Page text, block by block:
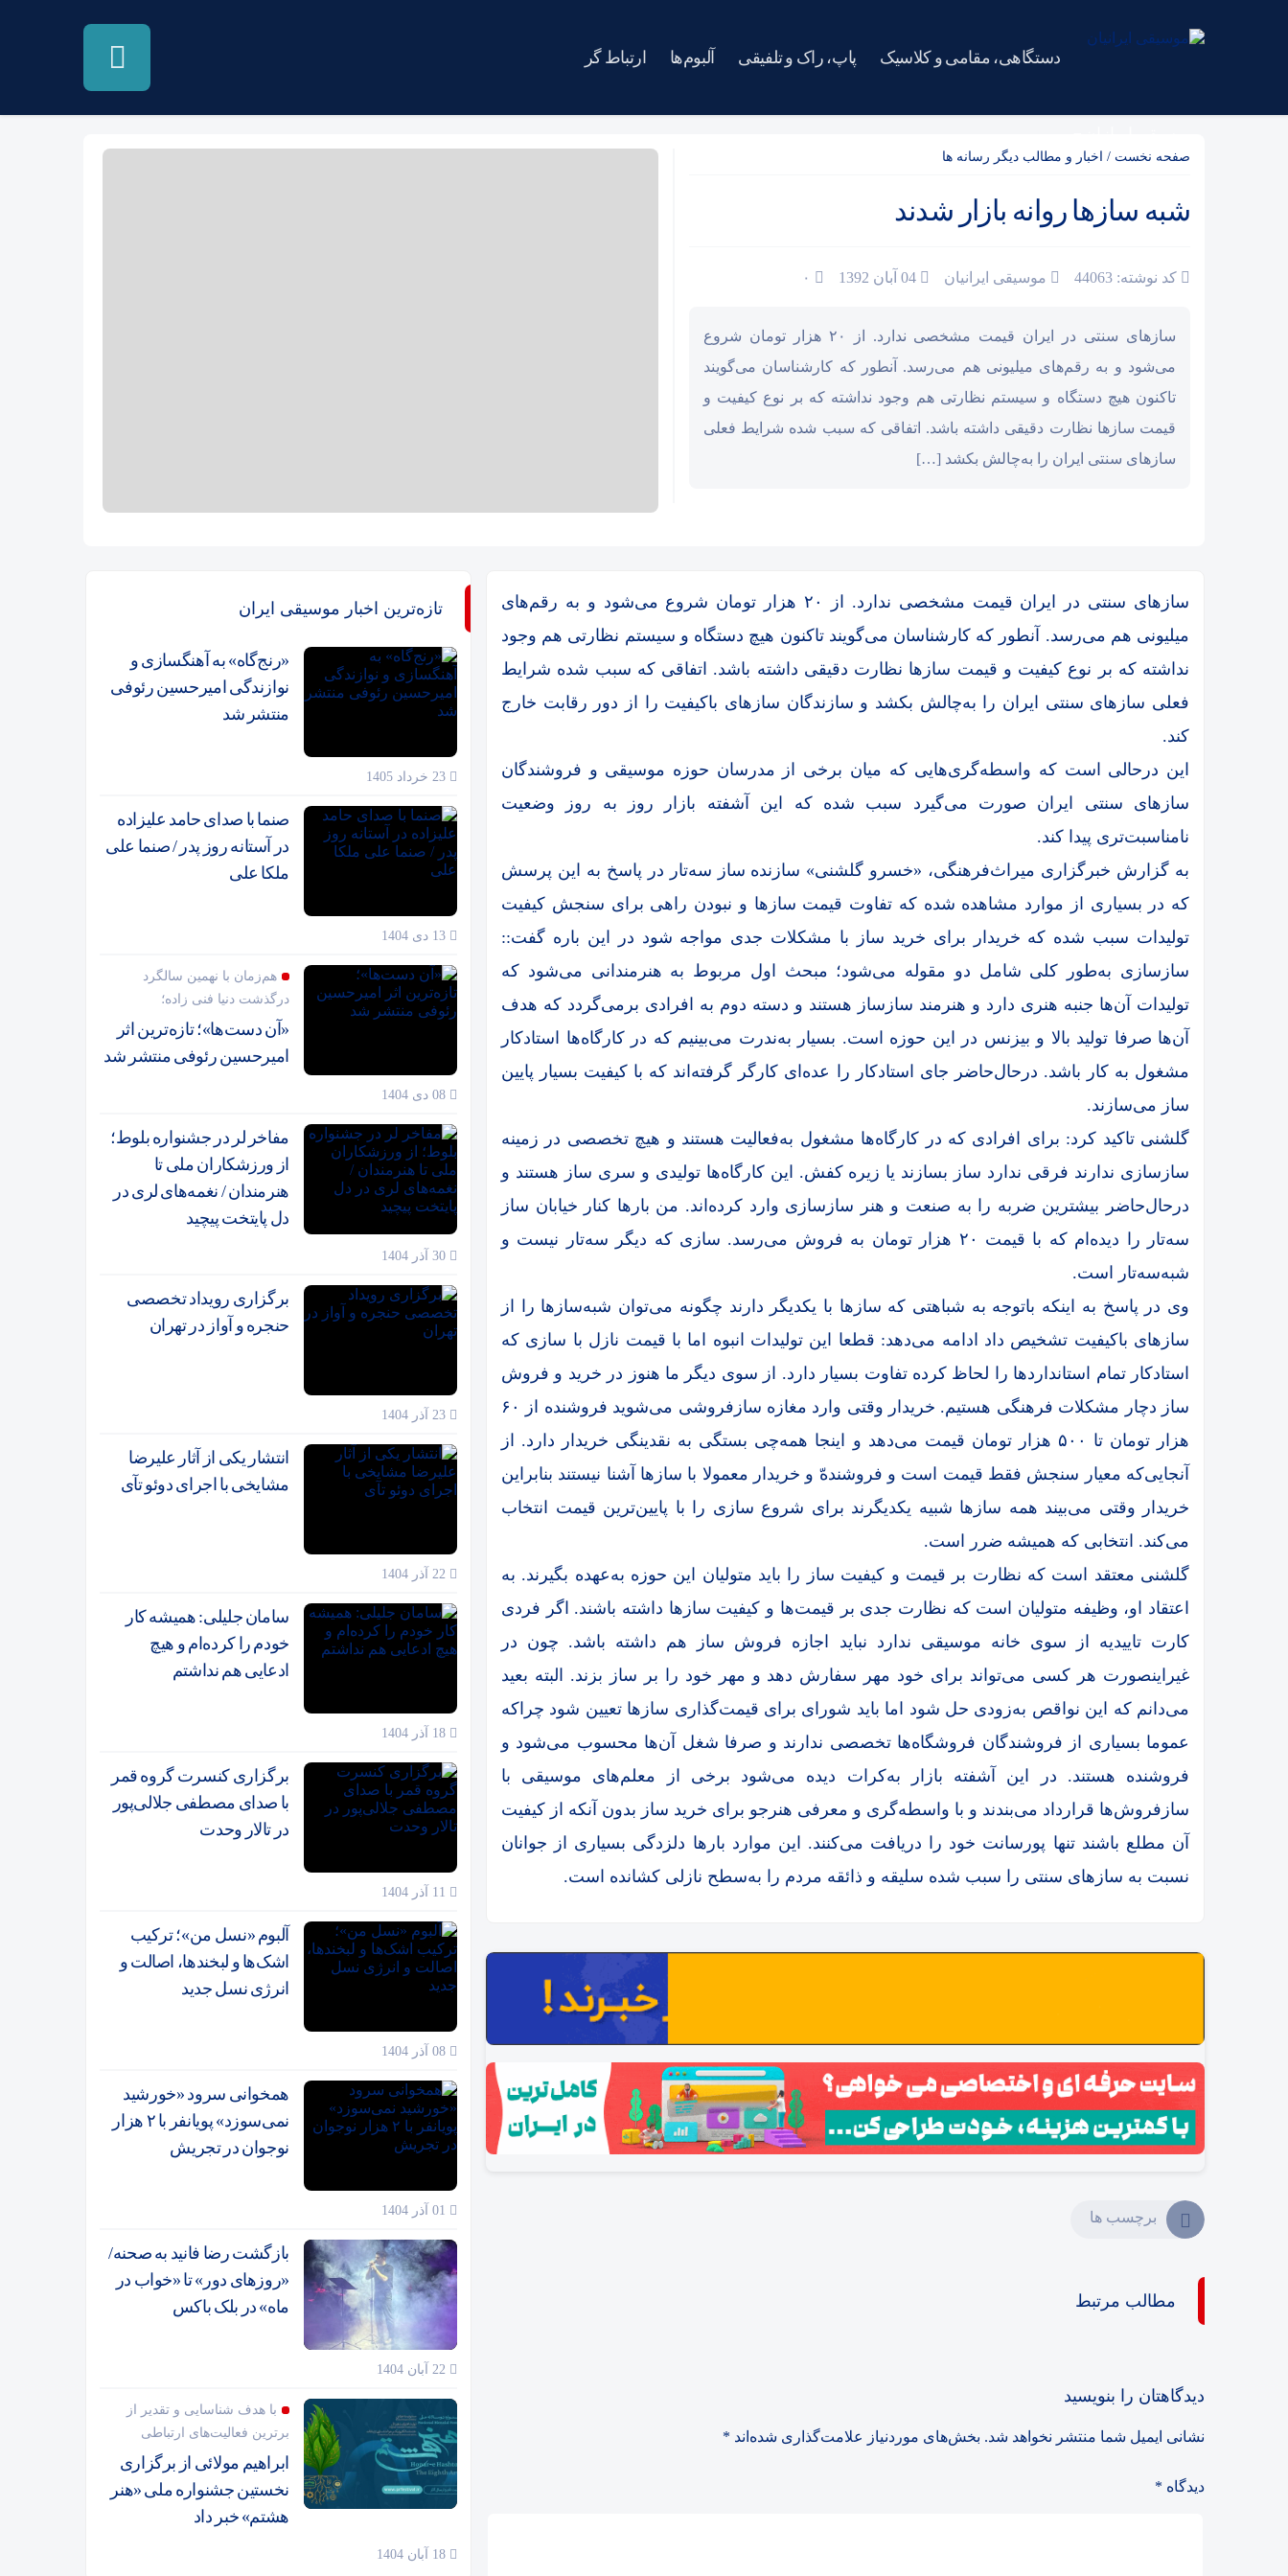
دستگاهی، مقامی و کلاسیک پاپ، راک و تلفیقی آلبوم‌ها ارتباط گر
صفحه نخست / اخبار و مطالب دیگر رسانه ها
شبه سازها روانه بازار شدند
کد نوشته: 44063 موسیقی ایرانیان ۰
سازهای سنتی در ایران قیمت مشخصی ندارد. از ۲۰ هزار تومان شروع
می‌شود و به رقم‌‌های میلیونی هم می‌رسد. آنطور که کارشناسان می‌‌گویند
تاکنون هیچ دستگاه و سیستم نظارتی هم وجود نداشته که بر نوع کیفیت و
قیمت سازها نظارت دقیقی داشته باشد. اتفاقی که سبب شده شرایط فعلی
سازهای سنتی ایران را به‌چالش بکشد […]
سازهای سنتی در ایران قیمت مشخصی ندارد. از ۲۰ هزار تومان شروع می‌شود و به رقم‌‌های
میلیونی هم می‌رسد. آنطور که کارشناسان می‌‌گویند تاکنون هیچ دستگاه و سیستم نظارتی هم وجود
نداشته که بر نوع کیفیت و قیمت سازها نظارت دقیقی داشته باشد. اتفاقی که سبب شده شرایط
فعلی سازهای سنتی ایران را به‌چالش بکشد و سازندگان‌ سازهای باکیفیت را از دور رقابت خارج
کند.
این درحالی است که واسطه‌گری‌هایی که میان برخی از مدرسان حوزه موسیقی و فروشندگان
سازهای سنتی ایران صورت می‌گیرد سبب شده که این آشفته بازار روز به روز وضعیت
نامناسبت‌تری پیدا کند.
به گزارش خبرگزاری میراث‌فرهنگی، «خسرو گلشنی» سازنده ساز سه‌تار در پاسخ به این پرسش
که در بسیاری از موارد مشاهده شده که تفاوت قیمت سازها و نبودن راهی برای سنجش کیفیت
تولیدات سبب شده که خریدار برای خرید ساز با مشکلات جدی مواجه شود در این باره گفت::
سازسازی به‌طور کلی شامل دو مقوله می‌شود؛ مبحث اول مربوط به هنرمندانی می‌شود که
تولیدات آن‌ها جنبه هنری دارد و هنرمند سازساز هستند و دسته دوم به افرادی برمی‌گردد که هدف
آن‌ها صرفا تولید بالا و بیزنس در این حوزه است. بسیار به‌ندرت می‌بینیم که در کارگاه‌ها استادکار
مشغول به کار باشد. درحال‌حاضر جای استادکار را عده‌ای کارگر گرفته‌اند که با کیفیت بسیار پایین
ساز می‌سازند.
گلشنی تاکید کرد: برای افرادی که در کارگاه‌ها مشغول به‌فعالیت‌ هستند و هیچ تخصصی در زمینه
سازسازی ندارند فرقی ندارد ساز بسازند یا زیره کفش. این کارگاه‌ها تولیدی و سری ساز هستند و
درحال‌حاضر بیشترین ضربه را به صنعت و هنر سازسازی وارد کرده‌اند. من بارها کنار خیابان ساز
سه‌تار را دیده‌ام که با قیمت‌ ۲۰ هزار تومان به‌ فروش می‌رسد. سازی که دیگر سه‌تار نیست و
شبه‌سه‌تار است.
وی در پاسخ به اینکه باتوجه به شباهتی که سازها با یکدیگر دارند چگونه می‌توان شبه‌سازها را از
سازهای باکیفیت تشخیص داد ادامه می‌دهد: قطعا این تولیدات انبوه اما با قیمت نازل با سازی که
استادکار تمام استانداردها را لحاظ کرده تفاوت بسیار دارد. از سوی دیگر ما هنوز در خرید و فروش
ساز دچار مشکلات فرهنگی هستیم. خریدار وقتی وارد مغازه سازفروشی می‌شوید فروشنده از ۶۰
هزار تومان تا ۵۰۰ هزار تومان قیمت می‌دهد و اینجا همه‌چی بستگی به نقدینگی‌ خریدار دارد. از
آنجایی‌که معیار سنجش فقط قیمت است و فروشنده‌ّ و خریدار معمولا با سازها آشنا نیستند بنابراین
خریدار وقتی می‌بیند همه سازها شبیه یکدیگرند برای شروع سازی را با پایین‌ترین قیمت انتخاب
می‌کند. انتخابی که همیشه ضرر است.
گلشنی معتقد است که نظارت بر قیمت و کیفیت ساز را باید متولیان این حوزه به‌عهده بگیرند. به
اعتقاد او، وظیفه متولیان است که نظارت جدی بر قیمت‌ها و کیفیت‌ سازها داشته باشند. اگر فردی
کارت تاییدیه از سوی خانه موسیقی ندارد نباید اجازه فروش ساز هم داشته باشد. چون در
غیراینصورت هر کسی می‌تواند برای خود مهر سفارش دهد و مهر خود را بر ساز بزند. البته بعید
می‌دانم که این نواقص به‌زودی حل شود اما باید شورای برای قیمت‌گذاری سازها تعیین شود چراکه
عموما بسیاری از فروشندگان فروشگاه‌ها تخصصی ندارند و صرفا شغل آن‌ها محسوب می‌شود و
فروشنده هستند. در این آشفته بازار به‌کرات دیده می‌شود برخی از معلم‌های موسیقی با
سازفروش‌ها قرارداد می‌بندند و با واسطه‌گری و معرفی هنرجو برای خرید ساز بدون آنکه از کیفیت
آن‌ مطلع باشند تنها پورسانت خود را دریافت می‌کنند. این موارد بارها دلزدگی بسیاری از جوانان
نسبت به سازهای سنتی را سبب شده سلیقه و ذائقه مردم را به‌سطح نازلی کشانده است.
برچسب ها
مطالب مرتبط
دیدگاهتان را بنویسید
نشانی ایمیل شما منتشر نخواهد شد. بخش‌های موردنیاز علامت‌گذاری شده‌اند *
دیدگاه *
تازه‌ترین اخبار موسیقی ایران
«رنج‌گاه» به آهنگسازی و
نوازندگی امیرحسین رئوفی
منتشر شد
صنما با صدای حامد علیزاده
در آستانه روز پدر / صنما علی
ملکا علی
هم‌زمان با نهمین سالگرد
درگذشت دنیا فنی زاده؛
«آن دست‌ها»؛ تازه‌ترین اثر
امیرحسین رئوفی منتشر شد
مفاخر لر در جشنواره بلوط؛
از ورزشکاران ملی تا
هنرمندان / نغمه‌های لری در
دل پایتخت پیچید
برگزاری رویداد تخصصی
حنجره و آواز در تهران
انتشار یکی از آثار علیرضا
مشایخی با اجرای دوئو تآی
سامان جلیلی: همیشه کار
خودم را کرده‌ام و هیچ
ادعایی هم نداشتم
برگزاری کنسرت گروه قمر
با صدای مصطفی جلالی‌پور
در تالار وحدت
آلبوم «نسل من»؛ ترکیب
اشک‌ها و لبخندها، اصالت و
انرژی نسل جدید
همخوانی سرود «خورشید
نمی‌سوزد» پویانفر با ۲ هزار
نوجوان در تجریش
بازگشت رضا فانید به صحنه/
«روزهای دور» تا «خواب در
ماه» در بلک باکس
با هدف شناسایی و تقدیر از
برترین فعالیت‌های ارتباطی
ابراهیم مولائی از برگزاری
نخستین جشنواره ملی «هنر
هشتم» خبر داد